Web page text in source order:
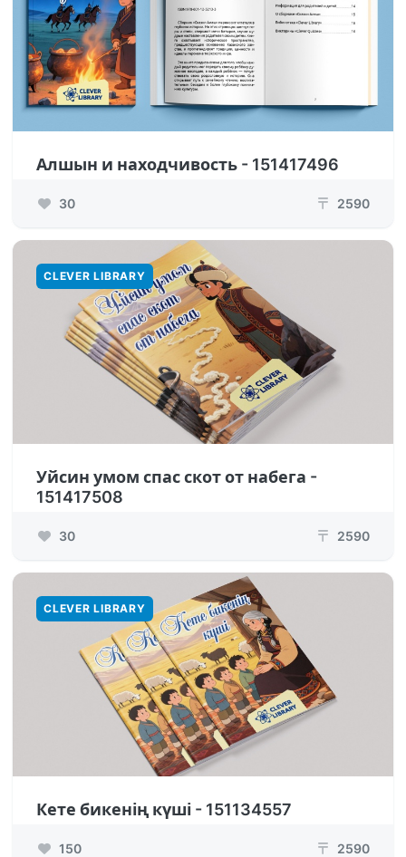
Алшын и находчивость - 151417496
30 ₸ 2590
CLEVER LIBRARY
Уйсин умом спас скот от набега -
151417508
30 ₸ 2590
CLEVER LIBRARY
Кете бикенің күші - 151134557
150 ₸ 2590